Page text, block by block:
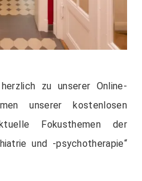
zu unserer Online-
unserer kostenlosen
Fokusthemen der
und -psychotherapie“